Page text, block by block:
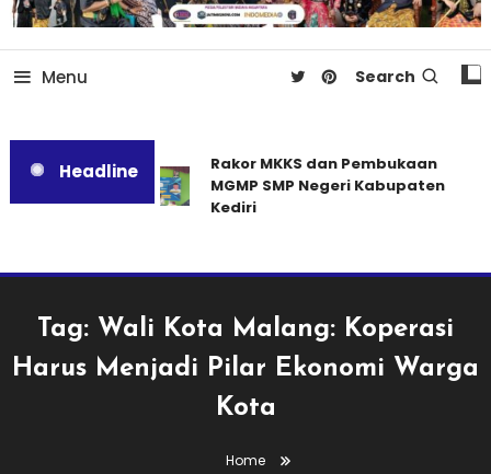
Menu Search
Headline
Rakor MKKS dan Pembukaan
MGMP SMP Negeri Kabupaten
Kediri
Tag: Wali Kota Malang: Koperasi
Harus Menjadi Pilar Ekonomi Warga
Kota
Home